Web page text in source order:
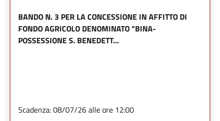
BANDO N. 3 PER LA CONCESSIONE IN AFFITTO DI
FONDO AGRICOLO DENOMINATO "BINA-
POSSESSIONE S. BENEDETT…
Scadenza: 08/07/26 alle ore 12:00